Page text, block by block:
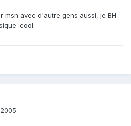
msn avec d'autre gens aussi, je BH
:cool: